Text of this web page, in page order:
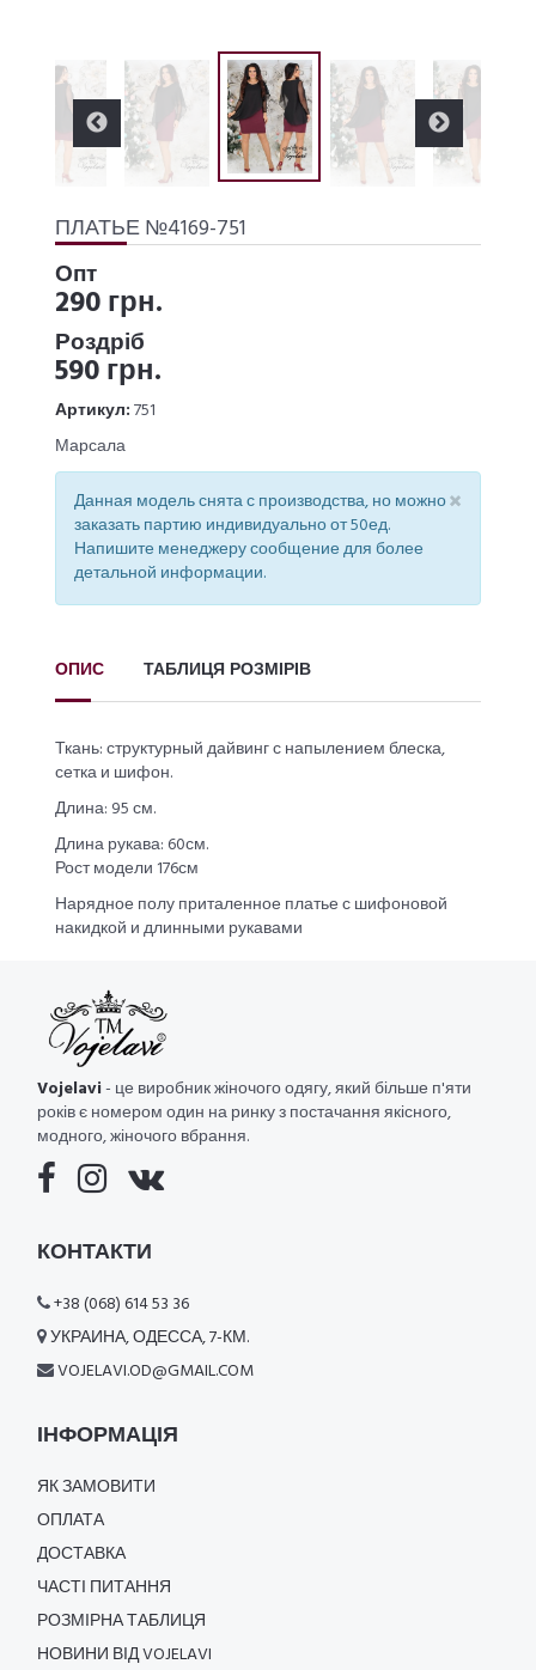
ПЛАТЬЕ №4169-751
Опт
290 грн.
Роздріб
590 грн.
Артикул:751
Марсала
×
Данная модель снята с производства, но можно
заказать партию индивидуально от 50ед.
Напишите менеджеру сообщение для более
детальной информации.
ОПИС ТАБЛИЦЯ РОЗМІРІВ
Ткань: структурный дайвинг с напылением блеска,
сетка и шифон.
Длина: 95 см.
Длина рукава: 60см.
Рост модели 176см
Нарядное полу приталенное платье с шифоновой
накидкой и длинными рукавами
Vojelavi- це виробник жіночого одягу, який більше п'яти
років є номером один на ринку з постачання якісного,
модного, жіночого вбрання.
КОНТАКТИ
+38 (068) 614 53 36
УКРАИНА, ОДЕССА, 7-КМ.
VOJELAVI.OD@GMAIL.COM
ІНФОРМАЦІЯ
ЯК ЗАМОВИТИ
ОПЛАТА
ДОСТАВКА
ЧАСТІ ПИТАННЯ
РОЗМІРНА ТАБЛИЦЯ
НОВИНИ ВІД VOJELAVI